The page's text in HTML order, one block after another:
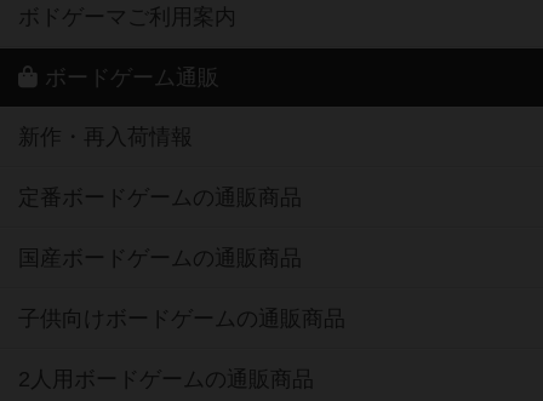
ボドゲーマご利用案内
ボードゲーム通販
新作・再入荷情報
定番ボードゲームの通販商品
国産ボードゲームの通販商品
子供向けボードゲームの通販商品
2人用ボードゲームの通販商品